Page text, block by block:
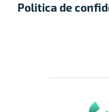
Politica de